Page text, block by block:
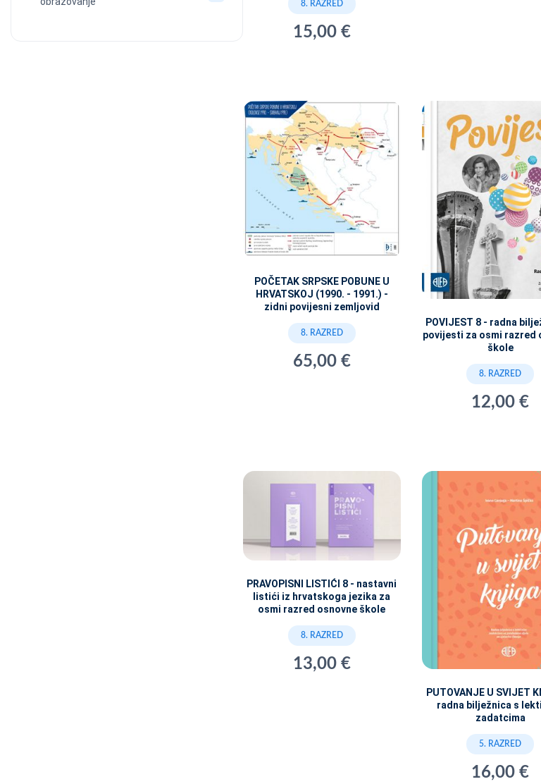
8. RAZRED
15,00 €
POČETAK SRPSKE POBUNE U
HRVATSKOJ (1990. - 1991.) -
zidni povijesni zemljovid
8. RAZRED
65,00 €
POVIJEST 8 - radna
povijesti za osmi razred
škole
8. RAZRED
12,00 €
PRAVOPISNI LISTIĆI 8 - nastavni
listići iz hrvatskoga jezika za
osmi razred osnovne škole
8. RAZRED
13,00 €
PUTOVANJE U SVIJET
radna bilježnica s
zadatcima
5. RAZRED
16,00 €